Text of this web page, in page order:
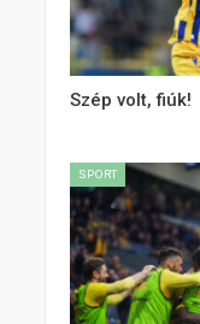
Szép volt, fiúk!
SPORT